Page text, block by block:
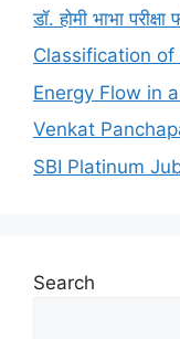
डॉ. होमी भाभा परीक्षा
Classification of
Energy Flow in
Venkat
SBI Platinum
Search